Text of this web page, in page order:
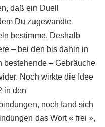
daß ein Duell
Du zugewandte
bestimme. Deshalb
– bei den bis dahin in
bestehende – Gebräuche
Noch wirkte die Idee
in den
noch fand sich
das Wort « frei »,